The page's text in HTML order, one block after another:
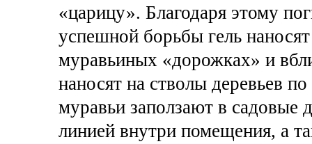
«царицу». Благодаря этому
успешной борьбы гель
муравьиных «дорожках» и
наносят на стволы деревьев
муравьи заползают в садовые
линией внутри помещения, а